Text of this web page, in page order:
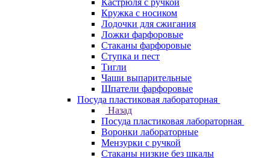
Кастрюля с ручкой
Кружка с носиком
Лодочки для сжигания
Ложки фарфоровые
Стаканы фарфоровые
Ступка и пест
Тигли
Чаши выпарительные
Шпатели фарфоровые
Посуда пластиковая лабораторная
Назад
Посуда пластиковая лабораторная
Воронки лабораторные
Мензурки с ручкой
Стаканы низкие без шкалы